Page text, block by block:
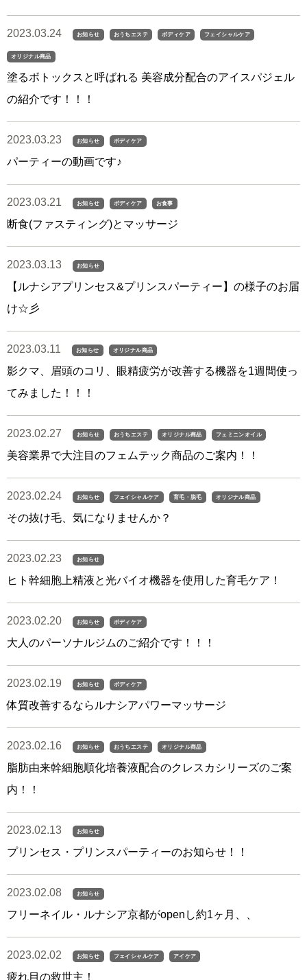
2023.03.24 お知らせ おうちエステ ボディケア フェイシャルケア
オリジナル商品
塗るボトックスと呼ばれる 美容成分配合のアイスパジェル
の紹介です！！！
2023.03.23 お知らせ ボディケア
パーティーの動画です♪
2023.03.21 お知らせ ボディケア お食事
断食(ファスティング)とマッサージ
2023.03.13 お知らせ
【ルナシアプリンセス&プリンスパーティー】の様子のお届
け☆彡
2023.03.11 お知らせ オリジナル商品
影クマ、眉頭のコリ、眼精疲労が改善する機器を1週間使っ
てみました！！！
2023.02.27 お知らせ おうちエステ オリジナル商品 フェミニンオイル
美容業界で大注目のフェムテック商品のご案内！！
2023.02.24 お知らせ フェイシャルケア 育毛・脱毛 オリジナル商品
その抜け毛、気になりませんか？
2023.02.23 お知らせ
ヒト幹細胞上精液と光バイオ機器を使用した育毛ケア！
2023.02.20 お知らせ ボディケア
大人のパーソナルジムのご紹介です！！！
2023.02.19 お知らせ ボディケア
体質改善するならルナシアパワーマッサージ
2023.02.16 お知らせ おうちエステ オリジナル商品
脂肪由来幹細胞順化培養液配合のクレスカシリーズのご案
内！！
2023.02.13 お知らせ
プリンセス・プリンスパーティーのお知らせ！！
2023.02.08 お知らせ
フリーネイル・ルナシア京都がopenし約1ヶ月、、
2023.02.02 お知らせ フェイシャルケア アイケア
疲れ目の救世主！